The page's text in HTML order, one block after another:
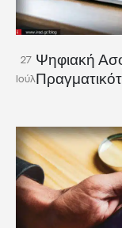
27
Ιούλ
Ψηφιακή